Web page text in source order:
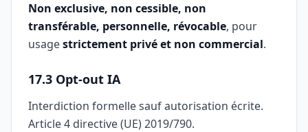
Non exclusive, non cessible, non
transférable, personnelle, révocable, pour
usagestrictement privé et non commercial.
17.3 Opt-out IA
Interdiction formelle sauf autorisation écrite.
Article 4 directive (UE) 2019/790.